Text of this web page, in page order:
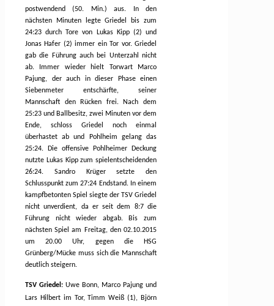
postwendend (50. Min.) aus. In den
nächsten Minuten legte Griedel bis zum
24:23 durch Tore von Lukas Kipp (2) und
Jonas Hafer (2) immer ein Tor vor. Griedel
gab die Führung auch bei Unterzahl nicht
ab. Immer wieder hielt Torwart Marco
Pajung, der auch in dieser Phase einen
Siebenmeter entschärfte, seiner
Mannschaft den Rücken frei. Nach dem
25:23 und Ballbesitz, zwei Minuten vor dem
Ende, schloss Griedel noch einmal
überhastet ab und Pohlheim gelang das
25:24. Die offensive Pohlheimer Deckung
nutzte Lukas Kipp zum spielentscheidenden
26:24. Sandro Krüger setzte den
Schlusspunkt zum 27:24 Endstand. In einem
kampfbetonten Spiel siegte der TSV Griedel
nicht unverdient, da er seit dem 8:7 die
Führung nicht wieder abgab. Bis zum
nächsten Spiel am Freitag, den 02.10.2015
um 20.00 Uhr, gegen die HSG
Grünberg/Mücke muss sich die Mannschaft
deutlich steigern.
TSV Griedel: Uwe Bonn, Marco Pajung und
Lars Hilbert im Tor, Timm Weiß (1), Björn